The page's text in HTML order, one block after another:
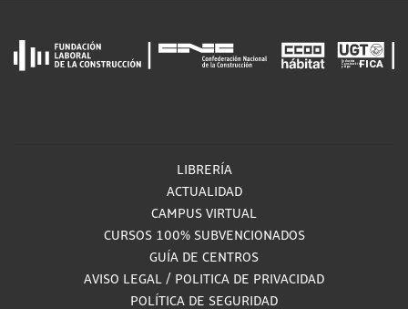
LIBRERÍA
ACTUALIDAD
CAMPUS VIRTUAL
CURSOS 100% SUBVENCIONADOS
GUÍA DE CENTROS
AVISO LEGAL / POLITICA DE PRIVACIDAD
POLÍTICA DE SEGURIDAD